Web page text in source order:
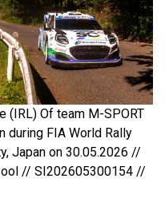
(IRL) Of team M-SPORT
during FIA World Rally
Japan on 30.05.2026 //
// SI202605300154 //